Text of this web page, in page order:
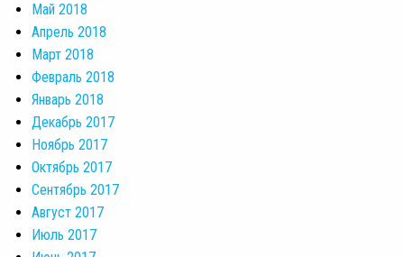
Май 2018
Апрель 2018
Март 2018
Февраль 2018
Январь 2018
Декабрь 2017
Ноябрь 2017
Октябрь 2017
Сентябрь 2017
Август 2017
Июль 2017